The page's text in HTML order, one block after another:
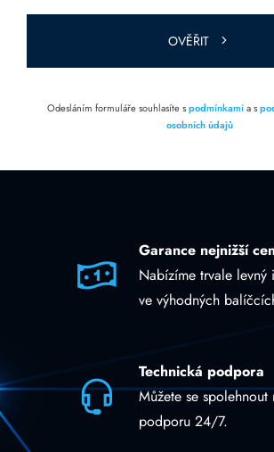
prázdné.
OVĚŘIT
Odesláním formuláře souhlasíte spodmínkamia s
osobních údajů
Garance nejnižší
Nabízíme trvale levný
ve výhodných
Technická podpora
Můžete se
podporu 24/7.